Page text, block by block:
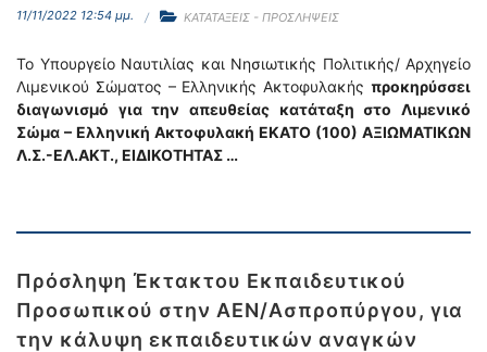
11/11/2022 12:54 μμ. ΚΑΤΑΤΑΞΕΙΣ - ΠΡΟΣΛΗΨΕΙΣ
Το Υπουργείο Ναυτιλίας και Νησιωτικής Πολιτικής/ Αρχηγείο
Λιμενικού Σώματος – Ελληνικής Ακτοφυλακής προκηρύσσει
διαγωνισμό για την απευθείας κατάταξη στο Λιμενικό
Σώμα – Ελληνική Ακτοφυλακή ΕΚΑΤΟ (100) ΑΞΙΩΜΑΤΙΚΩΝ
Λ.Σ.-ΕΛ.ΑΚΤ., ΕΙΔΙΚΟΤΗΤΑΣ …
Πρόσληψη Έκτακτου Εκπαιδευτικού
Προσωπικού στην ΑΕΝ/Ασπροπύργου, για
την κάλυψη εκπαιδευτικών αναγκών